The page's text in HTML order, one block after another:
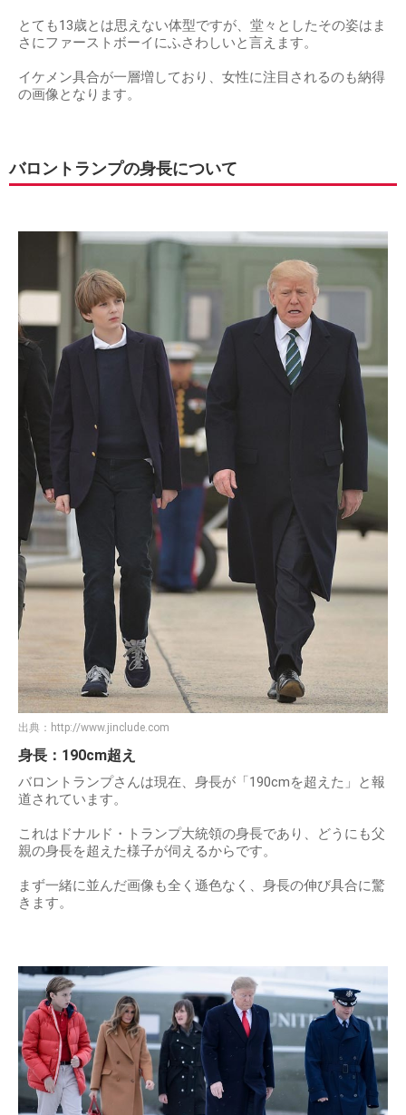
とても13歳とは思えない体型ですが、堂々としたその姿はま
さにファーストボーイにふさわしいと言えます。
イケメン具合が一層増しており、女性に注目されるのも納得
の画像となります。
バロントランプの身長について
出典： http://www.jinclude.com
身長：190cm超え
バロントランプさんは現在、身長が「190cmを超えた」と報
道されています。
これはドナルド・トランプ大統領の身長であり、どうにも父
親の身長を超えた様子が伺えるからです。
まず一緒に並んだ画像も全く遜色なく、身長の伸び具合に驚
きます。